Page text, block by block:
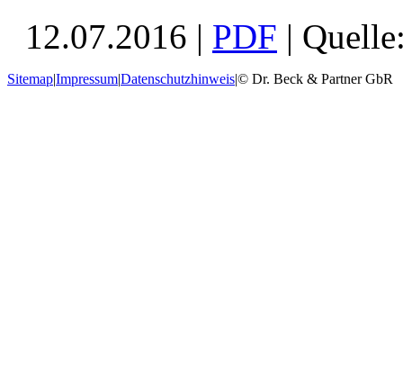
12.07.2016 | PDF |
Sitemap|Impressum|Datenschutzhinweis|© Dr. Beck & Partner GbR